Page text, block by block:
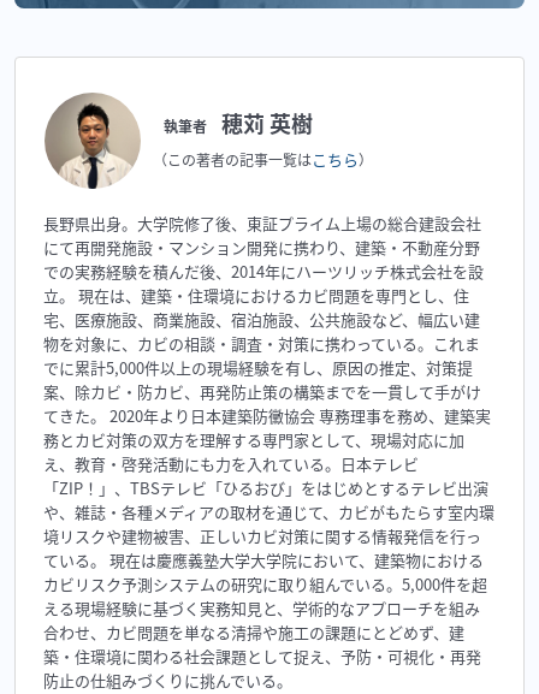
執筆者 穂苅 英樹
（この著者の記事一覧はこちら）
長野県出身。大学院修了後、東証プライム上場の総合建設会社
にて再開発施設・マンション開発に携わり、建築・不動産分野
での実務経験を積んだ後、2014年にハーツリッチ株式会社を設
立。 現在は、建築・住環境におけるカビ問題を専門とし、住
宅、医療施設、商業施設、宿泊施設、公共施設など、幅広い建
物を対象に、カビの相談・調査・対策に携わっている。これま
でに累計5,000件以上の現場経験を有し、原因の推定、対策提
案、除カビ・防カビ、再発防止策の構築までを一貫して手がけ
てきた。 2020年より日本建築防黴協会 専務理事を務め、建築実
務とカビ対策の双方を理解する専門家として、現場対応に加
え、教育・啓発活動にも力を入れている。日本テレビ
「ZIP！」、TBSテレビ「ひるおび」をはじめとするテレビ出演
や、雑誌・各種メディアの取材を通じて、カビがもたらす室内環
境リスクや建物被害、正しいカビ対策に関する情報発信を行っ
ている。 現在は慶應義塾大学大学院において、建築物における
カビリスク予測システムの研究に取り組んでいる。5,000件を超
える現場経験に基づく実務知見と、学術的なアプローチを組み
合わせ、カビ問題を単なる清掃や施工の課題にとどめず、建
築・住環境に関わる社会課題として捉え、予防・可視化・再発
防止の仕組みづくりに挑んでいる。